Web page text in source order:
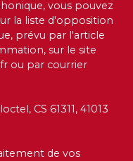
vous pouvez
la liste d'opposition
prévu par l'article
sur le site
ou par courrier
CS 61311, 41013
de vos